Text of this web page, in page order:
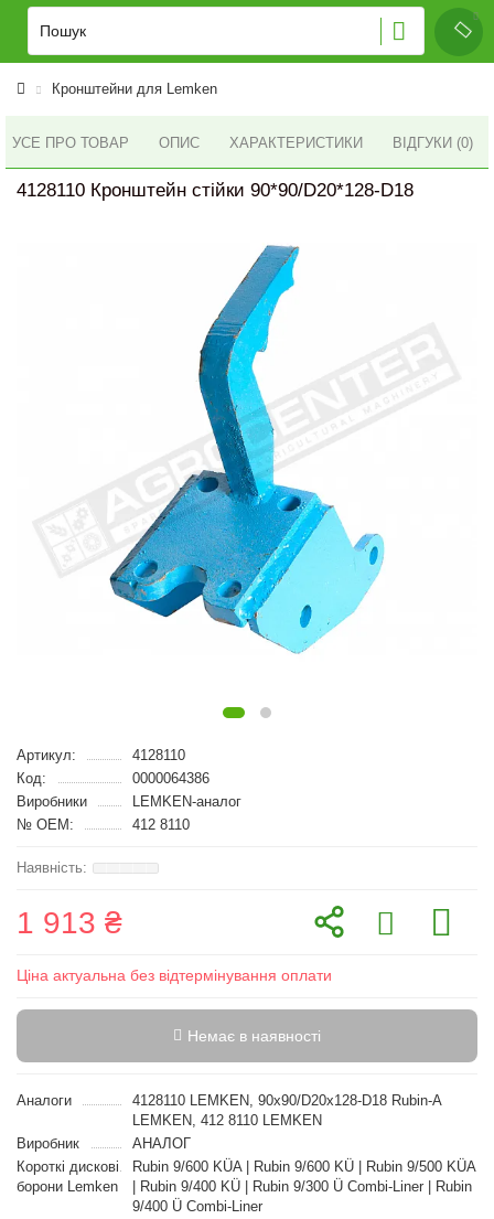
Кронштейни для Lemken
УСЕ ПРО ТОВАР ОПИС ХАРАКТЕРИСТИКИ ВІДГУКИ (0)
4128110 Кронштейн стійки 90*90/D20*128-D18
Артикул:
4128110
Код:
0000064386
Виробники
LEMKEN-аналог
№ OEM:
412 8110
1 913 ₴
Ціна актуальна без відтермінування оплати
Немає в наявності
Аналоги
4128110 LEMKEN, 90x90/D20x128-D18 Rubin-A
LEMKEN, 412 8110 LEMKEN
Виробник
АНАЛОГ
Короткі дискові
борони Lemken
Rubin 9/600 KÜA | Rubin 9/600 KÜ | Rubin 9/500 KÜA
| Rubin 9/400 KÜ | Rubin 9/300 Ü Combi-Liner | Rubin
9/400 Ü Combi-Liner